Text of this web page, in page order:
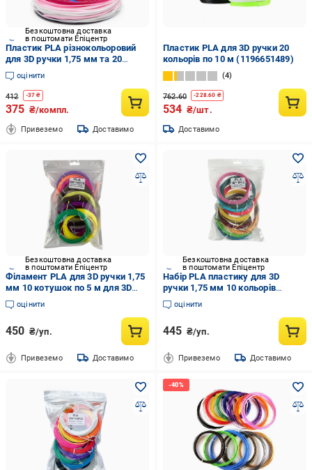
Безкоштовна доставка
в поштомати Епіцентр
Пластик PLA різнокольоровий
для 3D ручки 1,75 мм та 20
кольорів по 5 м (XJ4754)
оцінити
412 -37 ₴
375 ₴/компл.
Привеземо Доставимо
Пластик PLA для 3D ручки 20
кольорів по 10 м (1196651489)
4
762.60 -228.60 ₴
534 ₴/шт.
Доставимо
Безкоштовна доставка
в поштомати Епіцентр
Філамент PLA для 3D ручки 1,75
мм 10 котушок по 5 м для 3D
друку (U9664)
оцінити
450 ₴/уп.
Привеземо Доставимо
Безкоштовна доставка
в поштомати Епіцентр
Набір PLA пластику для 3D
ручки 1,75 мм 10 кольорів
філамент для 3D малювання та
моделювання по 5 м (R9664)
оцінити
445 ₴/уп.
Привеземо Доставимо